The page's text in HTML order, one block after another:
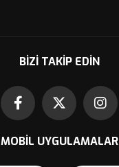
BIZI TAKIP EDIN
MOBIL UYGULAMALAR